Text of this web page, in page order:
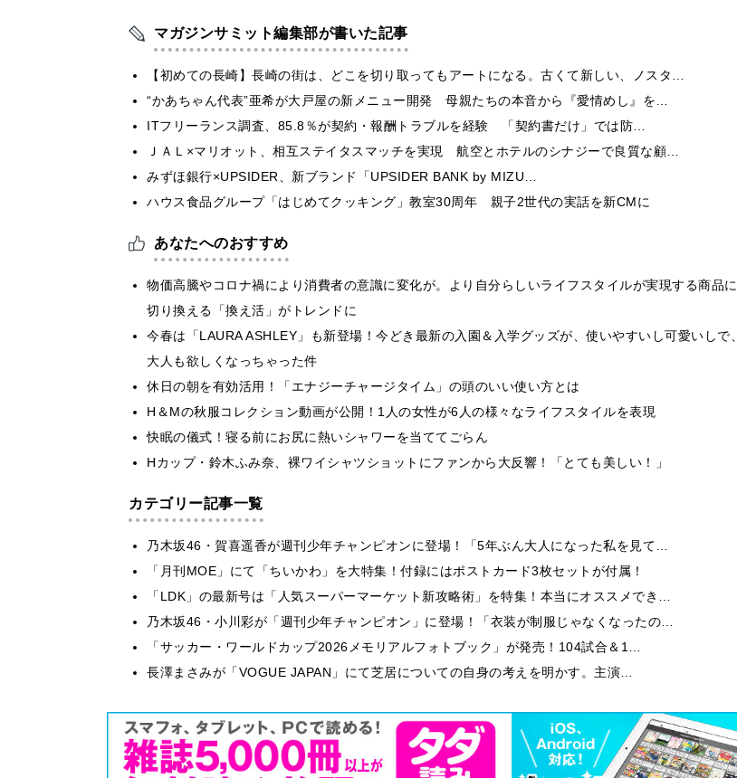
マガジンサミット編集部が書いた記事
【初めての長崎】長崎の街は、どこを切り取ってもアートになる。古くて新しい、ノスタ…
“かあちゃん代表”亜希が大戸屋の新メニュー開発 母親たちの本音から『愛情めし』を…
ITフリーランス調査、85.8％が契約・報酬トラブルを経験 「契約書だけ」では防…
ＪＡＬ×マリオット、相互ステイタスマッチを実現 航空とホテルのシナジーで良質な顧…
みずほ銀行×UPSIDER、新ブランド「UPSIDER BANK by MIZU…
ハウス食品グループ「はじめてクッキング」教室30周年 親子2世代の実話を新CMに
あなたへのおすすめ
物価高騰やコロナ禍により消費者の意識に変化が。より自分らしいライフスタイルが実現する商品に
切り換える「換え活」がトレンドに
今春は「LAURA ASHLEY」も新登場！今どき最新の入園＆入学グッズが、使いやすいし可愛いしで、
大人も欲しくなっちゃった件
休日の朝を有効活用！「エナジーチャージタイム」の頭のいい使い方とは
H＆Mの秋服コレクション動画が公開！1人の女性が6人の様々なライフスタイルを表現
快眠の儀式！寝る前にお尻に熱いシャワーを当ててごらん
Hカップ・鈴木ふみ奈、裸ワイシャツショットにファンから大反響！「とても美しい！」
カテゴリー記事一覧
乃木坂46・賀喜遥香が週刊少年チャンピオンに登場！「5年ぶん大人になった私を見て…
「月刊MOE」にて「ちいかわ」を大特集！付録にはポストカード3枚セットが付属！
「LDK」の最新号は「人気スーパーマーケット新攻略術」を特集！本当にオススメでき…
乃木坂46・小川彩が「週刊少年チャンピオン」に登場！「衣装が制服じゃなくなったの…
「サッカー・ワールドカップ2026メモリアルフォトブック」が発売！104試合＆1…
長澤まさみが「VOGUE JAPAN」にて芝居についての自身の考えを明かす。主演…